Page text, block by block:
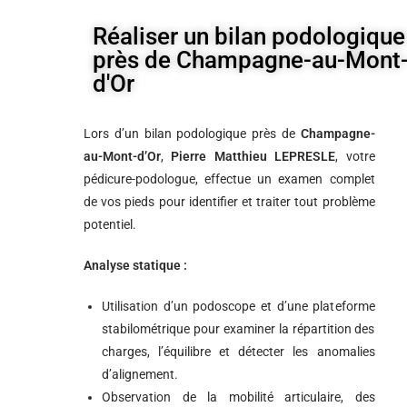
Réaliser un bilan podologique
près de Champagne-au-
d'Or
Lors d’un bilan podologique près de Champagne-
au-Mont-d’Or, Pierre Matthieu LEPRESLE, votre
pédicure-podologue, effectue un examen complet
de vos pieds pour identifier et traiter tout problème
potentiel.
Analyse statique :
Utilisation d’un podoscope et d’une plateforme
stabilométrique pour examiner la répartition des
charges, l’équilibre et détecter les anomalies
d’alignement.
Observation de la mobilité articulaire, des